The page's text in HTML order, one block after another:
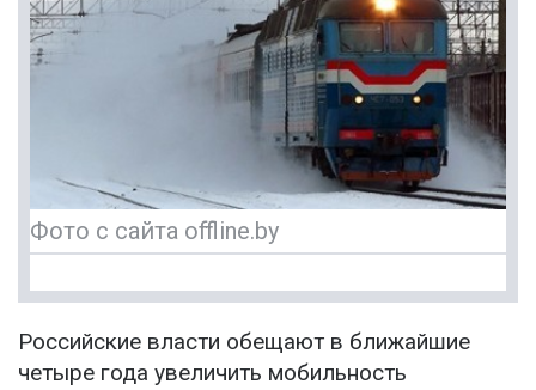
Фото с сайта offline.by
Российские власти обещают в ближайшие
четыре года увеличить мобильность